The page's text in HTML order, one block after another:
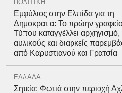
ΠΟΛΙΤΙΚΗ
Εμφύλιος στην Ελπίδα για τη
Δημοκρατία: Το πρώην γραφείο
Τύπου καταγγέλλει αρχηγισμό,
αυλικούς και διαρκείς
από Καρυστιανού και Γρατσία
ΕΛΛΑΔΑ
Σητεία: Φωτιά στην περιοχή